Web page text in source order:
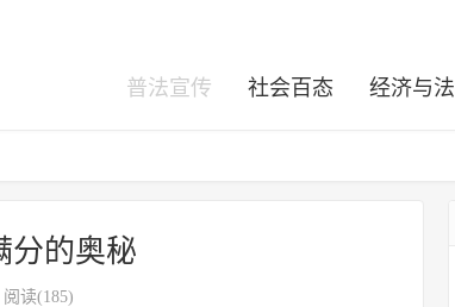
普法宣传 社会百态 经济与法
分的奥秘
阅读(185)